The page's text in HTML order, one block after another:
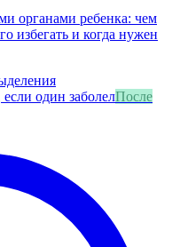
органами ребенка: чем
избегать и когда нужен
После